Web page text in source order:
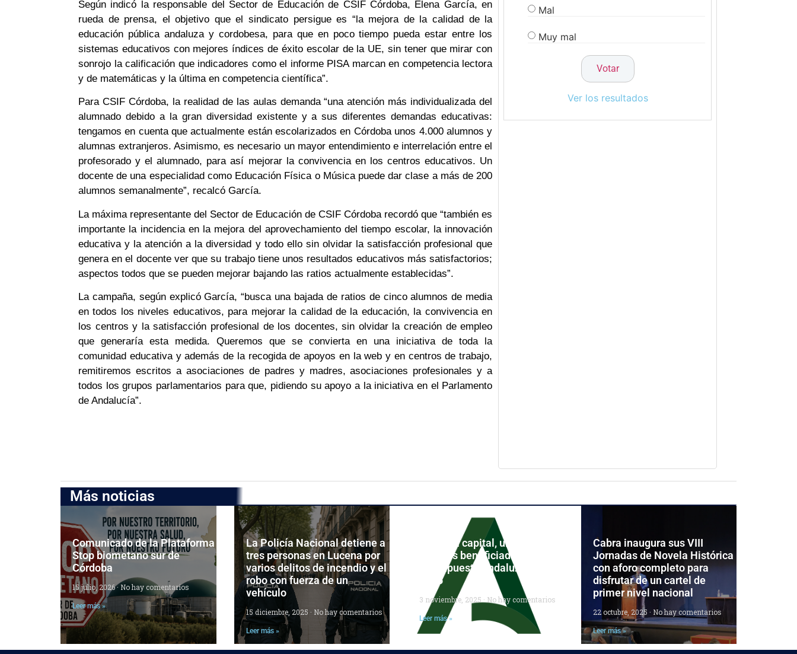
Según indicó la responsable del Sector de Educación de CSIF Córdoba, Elena García, en
rueda de prensa, el objetivo que el sindicato persigue es “la mejora de la calidad de la
educación pública andaluza y cordobesa, para que en poco tiempo pueda estar entre los
sistemas educativos con mejores índices de éxito escolar de la UE, sin tener que mirar con
sonrojo la calificación que indicadores como el informe PISA marcan en competencia lectora
y de matemáticas y la última en competencia científica”.
Para CSIF Córdoba, la realidad de las aulas demanda “una atención más individualizada del
alumnado debido a la gran diversidad existente y a sus diferentes demandas educativas:
tengamos en cuenta que actualmente están escolarizados en Córdoba unos 4.000 alumnos y
alumnas extranjeros. Asimismo, es necesario un mayor entendimiento e interrelación entre el
profesorado y el alumnado, para así mejorar la convivencia en los centros educativos. Un
docente de una especialidad como Educación Física o Música puede dar clase a más de 200
alumnos semanalmente”, recalcó García.
La máxima representante del Sector de Educación de CSIF Córdoba recordó que “también es
importante la incidencia en la mejora del aprovechamiento del tiempo escolar, la innovación
educativa y la atención a la diversidad y todo ello sin olvidar la satisfacción profesional que
genera en el docente ver que su trabajo tiene unos resultados educativos más satisfactorios;
aspectos todos que se pueden mejorar bajando las ratios actualmente establecidas”.
La campaña, según explicó García, “busca una bajada de ratios de cinco alumnos de media
en todos los niveles educativos, para mejorar la calidad de la educación, la convivencia en
los centros y la satisfacción profesional de los docentes, sin olvidar la creación de empleo
que generaría esta medida. Queremos que se convierta en una iniciativa de toda la
comunidad educativa y además de la recogida de apoyos en la web y en centros de trabajo,
remitiremos escritos a asociaciones de padres y madres, asociaciones profesionales y a
todos los grupos parlamentarios para que, pidiendo su apoyo a la iniciativa en el Parlamento
de Andalucía”.
Mal
Muy mal
Ver los resultados
Más noticias
Comunicado de la Plataforma
Stop biometano sur de
Córdoba
15 julio, 2026No hay comentarios
Leer más »
La Policía Nacional detiene a
tres personas en Lucena por
varios delitos de incendio y el
robo con fuerza de un
vehículo
15 diciembre, 2025 No hay comentarios
Leer más »
Córdoba capital, una de las
grandes beneficiadas del
Presupuesto andaluz para
2026
3 noviembre, 2025 No hay comentarios
Leer más »
Cabra inaugura sus VIII
Jornadas de Novela Histórica
con aforo completo para
disfrutar de un cartel de
primer nivel nacional
22 octubre, 2025 No hay comentarios
Leer más »